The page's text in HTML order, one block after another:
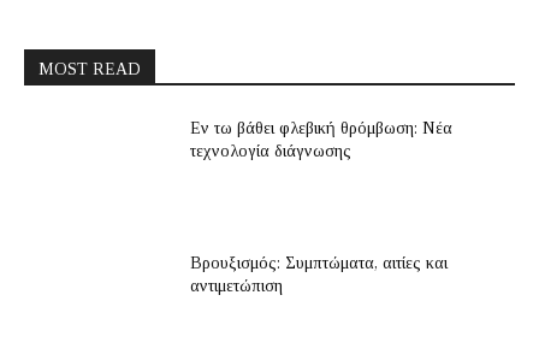
MOST READ
Εν τω βάθει φλεβική θρόμβωση: Νέα
τεχνολογία διάγνωσης
Βρουξισμός: Συμπτώματα, αιτίες και
αντιμετώπιση